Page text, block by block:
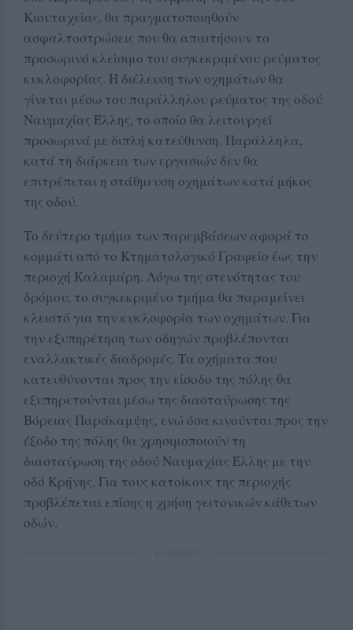
Κιουταχείας, θα πραγματοποιηθούν
ασφαλτοστρώσεις που θα απαιτήσουν το
προσωρινό κλείσιμο του συγκεκριμένου ρεύματος
κυκλοφορίας. Η διέλευση των οχημάτων θα
γίνεται μέσω του παράλληλου ρεύματος της οδού
Ναυμαχίας Έλλης, το οποίο θα λειτουργεί
προσωρινά με διπλή κατεύθυνση. Παράλληλα,
κατά τη διάρκεια των εργασιών δεν θα
επιτρέπεται η στάθμευση οχημάτων κατά μήκος
της οδού.
Το δεύτερο τμήμα των παρεμβάσεων αφορά το
κομμάτι από το Κτηματολογικό Γραφείο έως την
περιοχή Καλαμάρη. Λόγω της στενότητας του
δρόμου, το συγκεκριμένο τμήμα θα παραμείνει
κλειστό για την κυκλοφορία των οχημάτων. Για
την εξυπηρέτηση των οδηγών προβλέπονται
εναλλακτικές διαδρομές. Τα οχήματα που
κατευθύνονται προς την είσοδο της πόλης θα
εξυπηρετούνται μέσω της διασταύρωσης της
Βόρειας Παράκαμψης, ενώ όσα κινούνται προς την
έξοδο της πόλης θα χρησιμοποιούν τη
διασταύρωση της οδού Ναυμαχίας Έλλης με την
οδό Κρήνης. Για τους κατοίκους της περιοχής
προβλέπεται επίσης η χρήση γειτονικών κάθετων
οδών.